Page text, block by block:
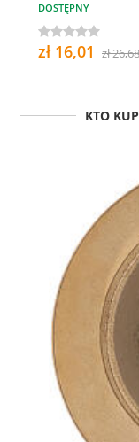
DOSTĘPNY
zł 16,01 zł 26,68
KTO